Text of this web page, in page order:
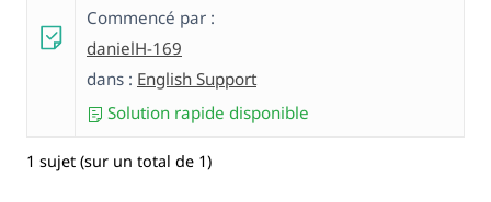
Commencé par :
danielH-169
dans : English Support
Solution rapide disponible
1 sujet (sur un total de 1)